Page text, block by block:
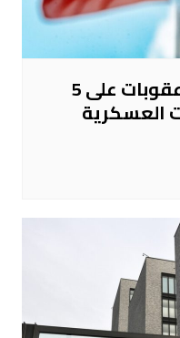
الاتحاد الأوروبي يفرض عقوبات على 5
العسكرية